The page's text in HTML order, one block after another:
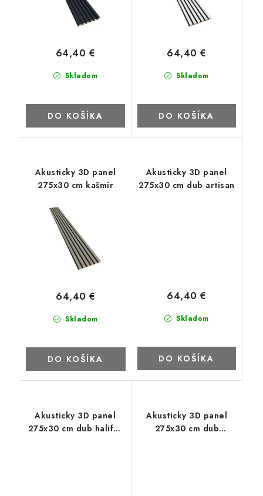
Skladom
64,40 €
DO KOŠÍKA
Skladom
64,40 €
DO KOŠÍKA
Akusticky 3D panel
275x30 cm kašmír
Skladom
64,40 €
DO KOŠÍKA
Akusticky 3D panel
275x30 cm dub artisan
Skladom
64,40 €
DO KOŠÍKA
Akusticky 3D panel
275x30 cm dub halifax
Akusticky 3D panel
275x30 cm dub